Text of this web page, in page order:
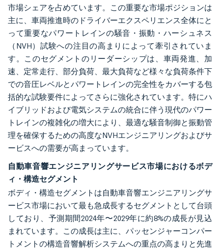
市場シェアを占めています。この重要な市場ポジションは
主に、車両推進時のドライバーエクスペリエンス全体にと
って重要なパワートレインの騒音・振動・ハーシュネス
（NVH）試験への注目の高まりによって牽引されていま
す。このセグメントのリーダーシップは、車両発進、加
速、定常走行、部分負荷、最大負荷など様々な負荷条件下
での音圧レベルとパワートレインの完全性をカバーする包
括的な試験要件によってさらに強化されています。特にハ
イブリッドおよび電気システムの統合に伴う現代のパワー
トレインの複雑化の増大により、最適な騒音制御と振動管
理を確保するための高度なNVHエンジニアリングおよびサ
ービスへの需要が高まっています。
自動車音響エンジニアリングサービス市場におけるボデ
ィ・構造セグメント
ボディ・構造セグメントは自動車音響エンジニアリングサ
ービス市場において最も急成長するセグメントとして台頭
しており、予測期間2024年〜2029年に約8%の成長が見込
まれています。この成長は主に、パッセンジャーコンパー
トメントの構造音響解析システムへの重点の高まりと先進